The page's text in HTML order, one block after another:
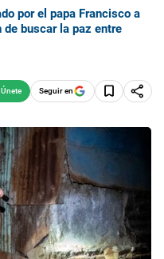
por el papa Francisco a
buscar la paz entre
Seguir en